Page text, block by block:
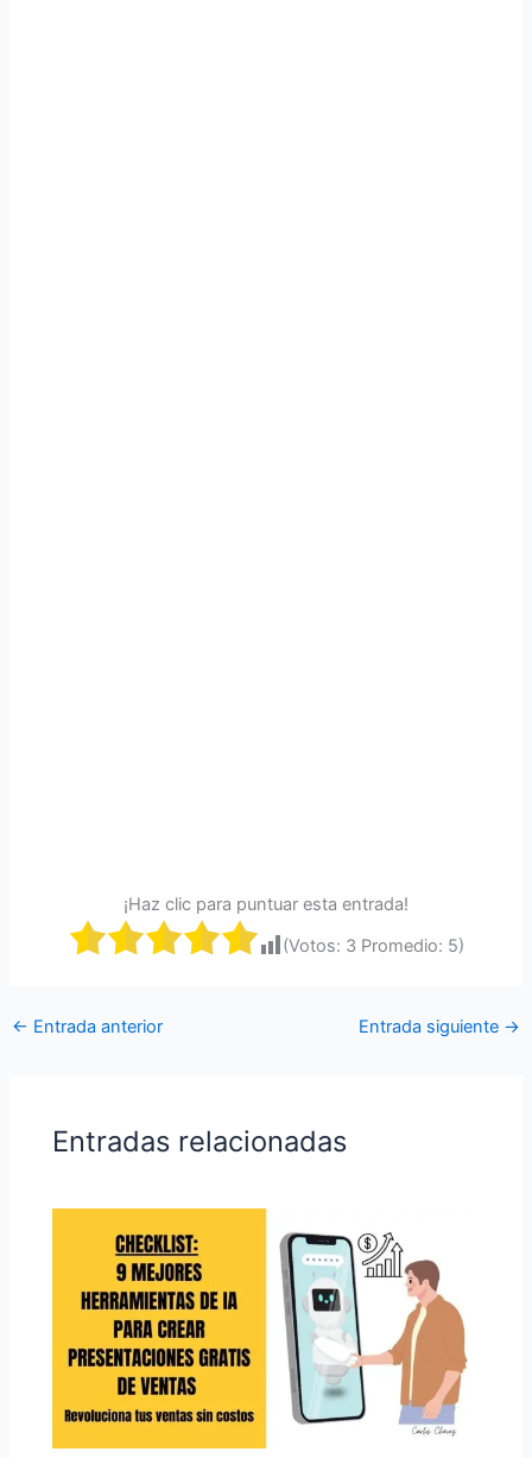
¡Haz clic para puntuar esta entrada!
(Votos: 3 Promedio: 5)
← Entrada anterior Entrada siguiente →
Entradas relacionadas